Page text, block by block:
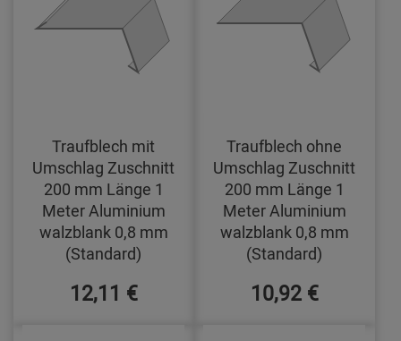
Traufblech mit
Umschlag Zuschnitt
200 mm Länge 1
Meter Aluminium
walzblank 0,8 mm
(Standard)
12,11 €
Traufblech ohne
Umschlag Zuschnitt
200 mm Länge 1
Meter Aluminium
walzblank 0,8 mm
(Standard)
10,92 €